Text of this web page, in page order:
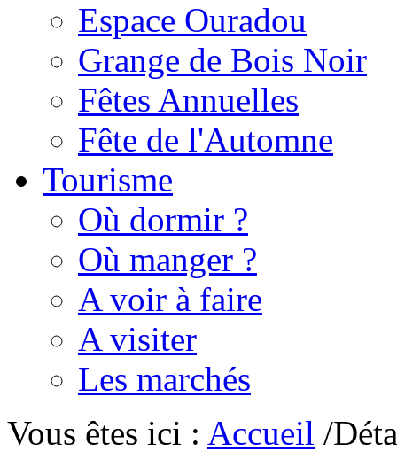
Espace Ouradou
Grange de Bois Noir
Fêtes Annuelles
Fête de l'Automne
Tourisme
Où dormir ?
Où manger ?
A voir à faire
A visiter
Les marchés
Vous êtes ici : Accueil /